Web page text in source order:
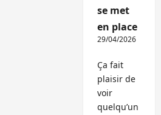
se met
en place
29/04/2026
Ça fait
plaisir de
voir
quelqu’un